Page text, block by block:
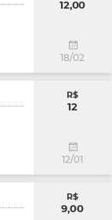
12,00
18/02
R$
12
12/01
R$
9,00